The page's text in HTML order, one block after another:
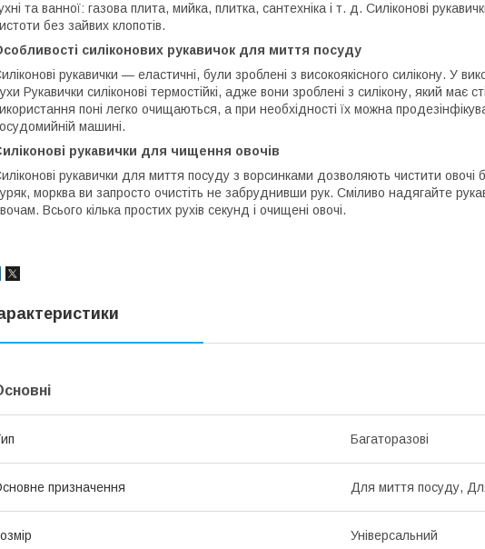
та ванної: газова плита, мийка, плитка, сантехніка і т. д. Силіконові
без зайвих клопотів.
силіконових рукавичок для миття посуду
рукавички — еластичні, були зроблені з високоякісного силікону. У
Рукавички силіконові термостійкі, адже вони зроблені з силікону, який має
поні легко очищаються, а при необхідності їх можна
машині.
рукавички для чищення овочів
рукавички для миття посуду з ворсинками дозволяють чистити овочі
морква ви запросто очистіть не забруднивши рук. Сміливо надягайте
Всього кілька простих рухів секунд і очищені овочі.
Багаторазові
призначення Для миття посуду,
Універсальний